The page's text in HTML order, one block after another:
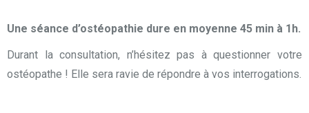
Une séance d’ostéopathie dure en moyenne 45 min à 1h.
Durant la consultation, n’hésitez pas à questionner votre
ostéopathe ! Elle sera ravie de répondre à vos interrogations.